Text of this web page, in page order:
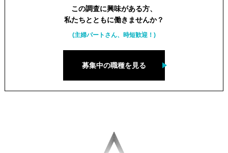
この調査に興味がある方、
私たちとともに働きませんか？
(主婦パートさん、時短歓迎！)
募集中の職種を見る